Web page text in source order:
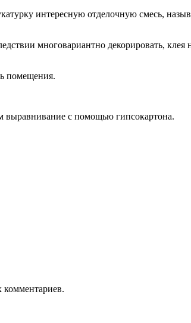
интересную отделочную смесь,
многовариантно декорировать,
помещения.
выравнивание с помощью гипсокартона.
комментариев.